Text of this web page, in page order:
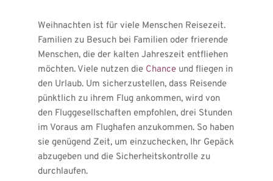
Weihnachten ist für viele Menschen Reisezeit.
Familien zu Besuch bei Familien oder frierende
Menschen, die der kalten Jahreszeit entfliehen
möchten. Viele nutzen die Chance und fliegen in
den Urlaub. Um sicherzustellen, dass Reisende
pünktlich zu ihrem Flug ankommen, wird von
den Fluggesellschaften empfohlen, drei Stunden
im Voraus am Flughafen anzukommen. So haben
sie genügend Zeit, um einzuchecken, Ihr Gepäck
abzugeben und die Sicherheitskontrolle zu
durchlaufen.